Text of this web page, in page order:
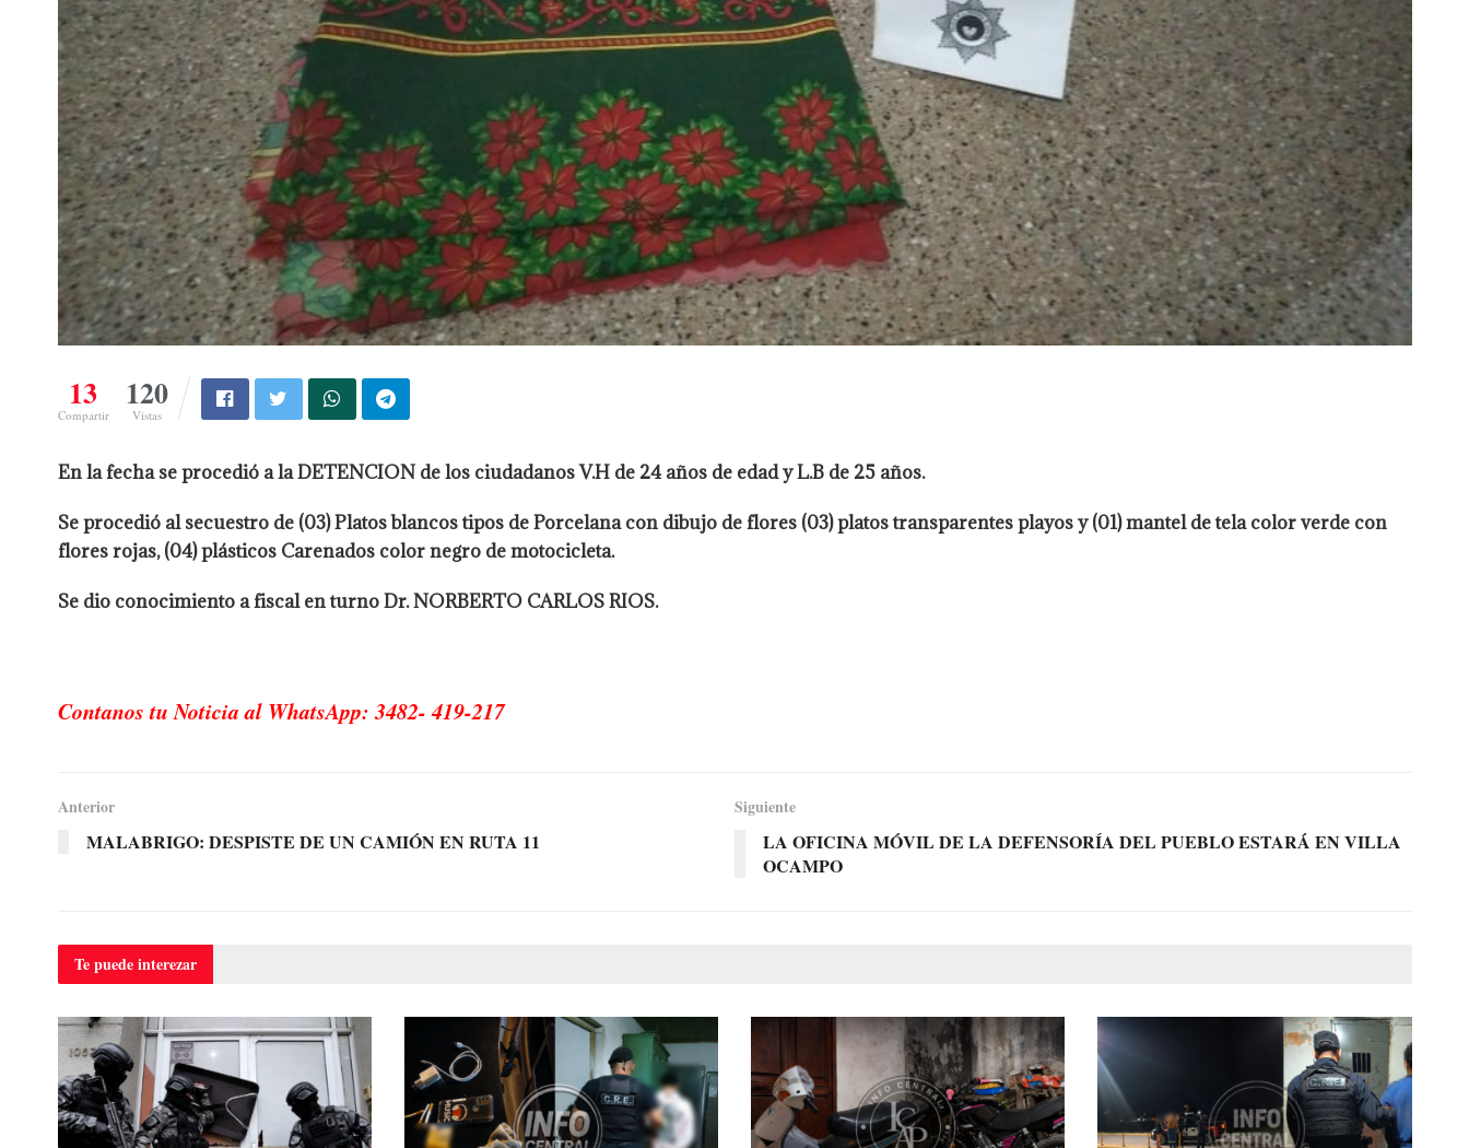
13
Compartir
120
Vistas
En la fecha se procedió a la DETENCION de los ciudadanos V.H de 24 años de edad y L.B de 25 años.
Se procedió al secuestro de (03) Platos blancos tipos de Porcelana con dibujo de flores (03) platos transparentes playos y (01) mantel de tela color verde con
flores rojas, (04) plásticos Carenados color negro de motocicleta.
Se dio conocimiento a fiscal en turno Dr. NORBERTO CARLOS RIOS.
Contanos tu Noticia al WhatsApp: 3482- 419-217
Anterior
MALABRIGO: DESPISTE DE UN CAMIÓN EN RUTA 11
Siguiente
LA OFICINA MÓVIL DE LA DEFENSORÍA DEL PUEBLO ESTARÁ EN VILLA
OCAMPO
Te puedeinterezar